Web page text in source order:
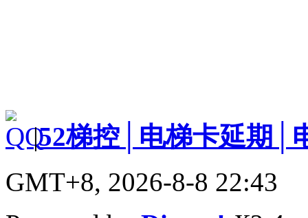
|52梯控│电梯卡延期│
GMT+8, 2026-8-8 22:43